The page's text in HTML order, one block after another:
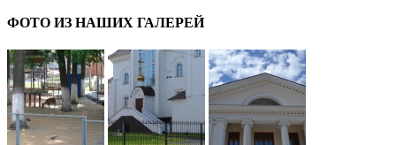
ФОТО ИЗ НАШИХ ГАЛЕРЕЙ